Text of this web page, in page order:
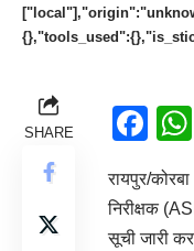
SHARE
रायपुर/
निरीक्षक
सूची जारी